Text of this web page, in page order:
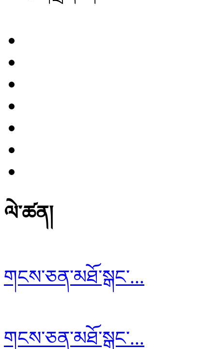
ལེ་ཚན།
གངས་ཅན་མཐོ་སྒང་...
གངས་ཅན་མཐོ་སྒང་...